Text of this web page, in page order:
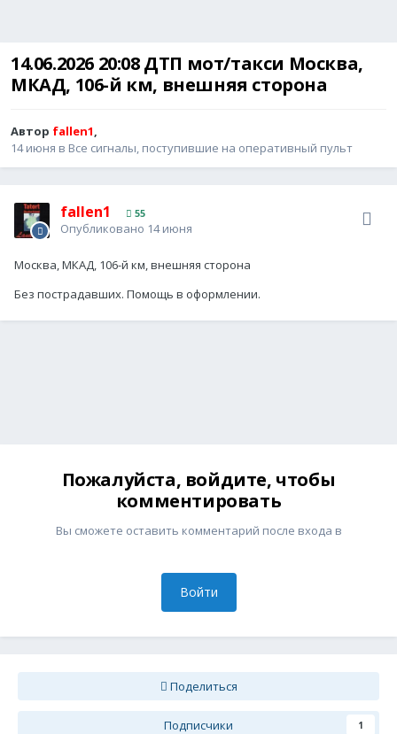
14.06.2026 20:08 ДТП мот/такси Москва,
МКАД, 106-й км, внешняя сторона
Автор fallen1,
14 июня в Все сигналы, поступившие на оперативный пульт
fallen1 55
Опубликовано 14 июня
Москва, МКАД, 106-й км, внешняя сторона
Без пострадавших. Помощь в оформлении.
Пожалуйста, войдите, чтобы
комментировать
Вы сможете оставить комментарий после входа в
Войти
Поделиться
Подписчики 1